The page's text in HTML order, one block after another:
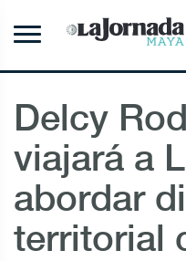
Delcy
viajará a
abordar
territorial